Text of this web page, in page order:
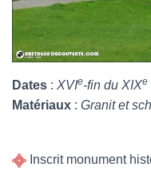
Dates : XVIe-fin du XIXe
Matériaux : Granit et
Inscrit monument